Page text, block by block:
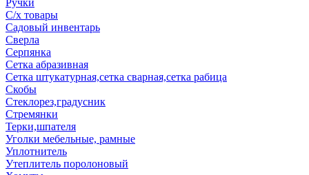
Ручки
С/х товары
Садовый инвентарь
Сверла
Серпянка
Сетка абразивная
Сетка штукатурная,сетка сварная,сетка рабица
Скобы
Стеклорез,градусник
Стремянки
Терки,шпателя
Уголки мебельные, рамные
Уплотнитель
Утеплитель поролоновый